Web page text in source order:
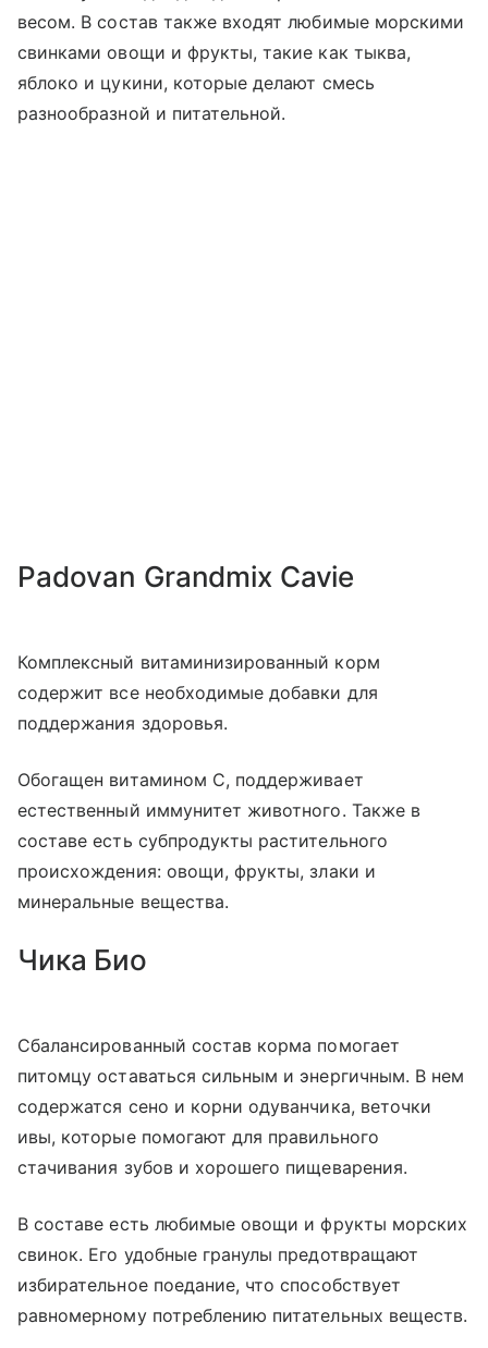
весом. В состав также входят любимые морскими
свинками овощи и фрукты, такие как тыква,
яблоко и цукини, которые делают смесь
разнообразной и питательной.
Padovan Grandmix Cavie
Комплексный витаминизированный корм
содержит все необходимые добавки для
поддержания здоровья.
Обогащен витамином С, поддерживает
естественный иммунитет животного. Также в
составе есть субпродукты растительного
происхождения: овощи, фрукты, злаки и
минеральные вещества.
Чика Био
Сбалансированный состав корма помогает
питомцу оставаться сильным и энергичным. В нем
содержатся сено и корни одуванчика, веточки
ивы, которые помогают для правильного
стачивания зубов и хорошего пищеварения.
В составе есть любимые овощи и фрукты морских
свинок. Его удобные гранулы предотвращают
избирательное поедание, что способствует
равномерному потреблению питательных веществ.